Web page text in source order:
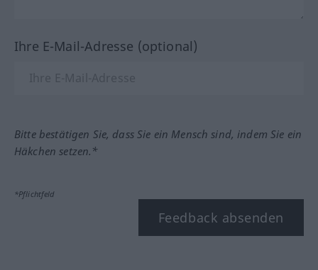
Ihre E-Mail-Adresse (optional)
Bitte bestätigen Sie, dass Sie ein Mensch sind, indem Sie ein
Häkchen setzen.*
*Pflichtfeld
Feedback absenden